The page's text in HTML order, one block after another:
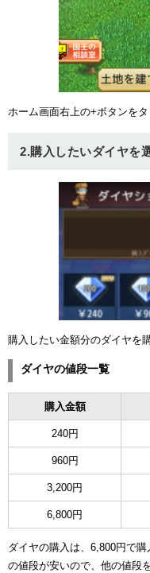
ュー
ホーム画面右上の+ボタンをタ
2.購入したいダイヤを
購入したい金額分のダイヤを
ダイヤの値段一覧
購入金額
240円
960円
3,200円
6,800円
ダイヤの購入は、6,800円で
の値段が安いので、他の値段